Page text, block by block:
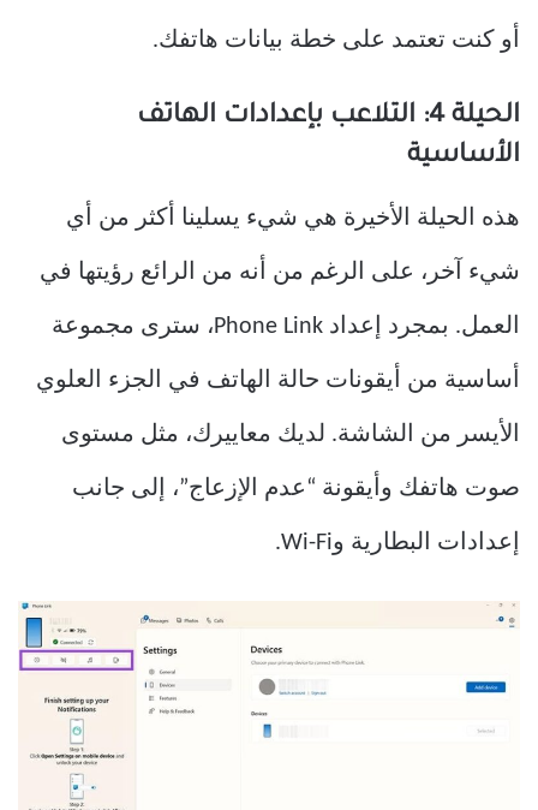
أو كنت تعتمد على خطة بيانات هاتفك.
الحيلة 4: التلاعب بإعدادات الهاتف
الأساسية
هذه الحيلة الأخيرة هي شيء يسلينا أكثر من أي
شيء آخر، على الرغم من أنه من الرائع رؤيتها في
العمل. بمجرد إعداد Phone Link، سترى مجموعة
أساسية من أيقونات حالة الهاتف في الجزء العلوي
الأيسر من الشاشة. لديك معاييرك، مثل مستوى
صوت هاتفك وأيقونة “عدم الإزعاج”، إلى جانب
إعدادات البطارية وWi-Fi.